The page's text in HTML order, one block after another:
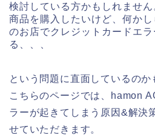
検討している方かもしれませ
商品を購入したいけど、何か
のお店でクレジットカードエ
る、、、
という問題に直面しているの
こちらのページでは、hamon
ラーが起きてしまう原因&解決
せていただきます。